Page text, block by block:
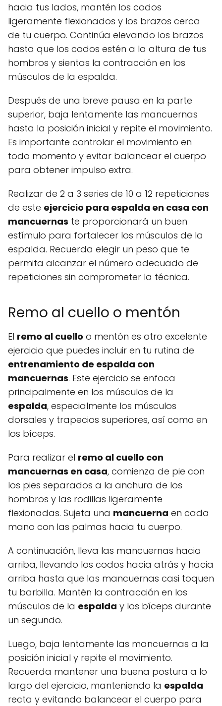
hacia tus lados, mantén los codos
ligeramente flexionados y los brazos cerca
de tu cuerpo. Continúa elevando los brazos
hasta que los codos estén a la altura de tus
hombros y sientas la contracción en los
músculos de la espalda.
Después de una breve pausa en la parte
superior, baja lentamente las mancuernas
hasta la posición inicial y repite el movimiento.
Es importante controlar el movimiento en
todo momento y evitar balancear el cuerpo
para obtener impulso extra.
Realizar de 2 a 3 series de 10 a 12 repeticiones
de este ejercicio para espalda en casa con
mancuernas te proporcionará un buen
estímulo para fortalecer los músculos de la
espalda. Recuerda elegir un peso que te
permita alcanzar el número adecuado de
repeticiones sin comprometer la técnica.
Remo al cuello o mentón
El remo al cuello o mentón es otro excelente
ejercicio que puedes incluir en tu rutina de
entrenamiento de espalda con
mancuernas. Este ejercicio se enfoca
principalmente en los músculos de la
espalda, especialmente los músculos
dorsales y trapecios superiores, así como en
los bíceps.
Para realizar el remo al cuello con
mancuernas en casa, comienza de pie con
los pies separados a la anchura de los
hombros y las rodillas ligeramente
flexionadas. Sujeta una mancuerna en cada
mano con las palmas hacia tu cuerpo.
A continuación, lleva las mancuernas hacia
arriba, llevando los codos hacia atrás y hacia
arriba hasta que las mancuernas casi toquen
tu barbilla. Mantén la contracción en los
músculos de la espalda y los bíceps durante
un segundo.
Luego, baja lentamente las mancuernas a la
posición inicial y repite el movimiento.
Recuerda mantener una buena postura a lo
largo del ejercicio, manteniendo la espalda
recta y evitando balancear el cuerpo para